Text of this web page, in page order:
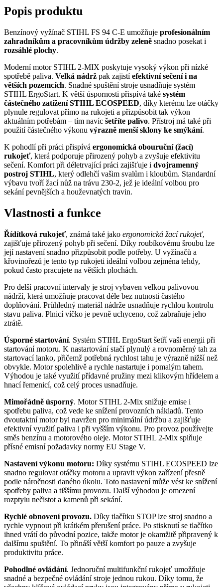
Popis produktu
Benzínový vyžínač STIHL FS 94 C-E umožňuje profesionálním
zahradníkům a pracovníkům údržby zeleně snadno posekat i
rozsáhlé plochy.
Moderní motor STIHL 2-MIX poskytuje vysoký výkon při nízké
spotřebě paliva. Velká nádrž pak zajistíefektivní sečení i na
větších pozemcích. Snadné spuštění stroje usnadňuje systém
STIHL ErgoStart. K větší úspornosti přispívá také systém
částečného zatížení STIHL ECOSPEED, díky kterému lze otáčky
plynule regulovat přímo na rukojeti a přizpůsobit tak výkon
aktuálním potřebám – tím navíc šetříte palivo. Přístroj má také při
použití částečného výkonu výrazně menší sklony ke smýkání.
K pohodlí při práci přispívá ergonomická obouruční (žací)
rukojeť, která podporuje přirozený pohyb a zvyšuje efektivitu
sečení. Komfort při déletrvající práci zajišťuje i dvojramenný
postroj STIHL, který odlehčí vašim svalům i kloubům. Standardní
výbavu tvoří žací nůž na trávu 230-2, jež je ideální volbou pro
sekání pevnějších a houževnatých travin.
Vlastnosti a funkce
Řídítková rukojeť, známá také jako ergonomická žací rukojeť,
zajišťuje přirozený pohyb při sečení. Díky roubíkovému šroubu lze
její nastavení snadno přizpůsobit podle potřeby. U vyžínačů a
křovinořezů je tento typ rukojeti ideální volbou zejména tehdy,
pokud často pracujete na větších plochách.
Pro delší pracovní intervaly je stroj vybaven velkou palivovou
nádrží, která umožňuje pracovat déle bez nutnosti častého
doplňování. Průhledný materiál nádrže usnadňuje rychlou kontrolu
stavu paliva. Plnicí víčko je pevně uchyceno, což zabraňuje jeho
ztrátě.
Úsporné startování. Systém STIHL ErgoStart šetří vaši energii při
startování motoru. K nastartování stačí plynulý a rovnoměrný tah za
startovací lanko, přičemž potřebná rychlost tahu je výrazně nižší než
obvykle. Motor spolehlivě a rychle nastartuje i pomalým tahem.
Výhodou je také využití přídavné pružiny mezi klikovým hřídelem a
hnací řemenicí, což celý proces usnadňuje.
Mimořádně úsporný. Motor STIHL 2-Mix snižuje emise i
spotřebu paliva, což vede ke snížení provozních nákladů. Tento
dvoutaktní motor byl navržen pro minimální údržbu a zajišťuje
efektivní využití paliva i při vyšším výkonu. Pro provoz používejte
směs benzínu a motorového oleje. Motor STIHL 2-Mix splňuje
přísné emisní požadavky normy EU Stage V.
Nastavení výkonu motoru: Díky systému STIHL ECOSPEED lze
snadno regulovat otáčky motoru a upravit výkon zařízení přesně
podle náročnosti daného úkolu. Toto nastavení může vést ke snížení
spotřeby paliva a tiššímu provozu. Další výhodou je omezení
rozptylu nečistot a kamenů při sekání.
Rychlé obnovení provozu. Díky tlačítku STOP lze stroj snadno a
rychle vypnout při krátkém přerušení práce. Po stisknutí se tlačítko
ihned vrátí do původní pozice, takže motor je okamžitě připravený k
dalšímu spuštění. To přináší větší komfort po pauze a zvyšuje
produktivitu práce.
Pohodlné ovládání. Jednoruční multifunkční rukojeť umožňuje
snadné a bezpečné ovládání stroje jednou rukou. Díky tomu, že